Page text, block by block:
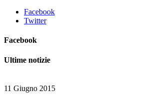
Facebook
Twitter
Facebook
Ultime notizie
11 Giugno 2015